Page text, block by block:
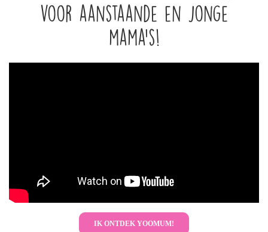
voor aanstaande en jonge
mama's!
IK ONTDEK YOOMUM!